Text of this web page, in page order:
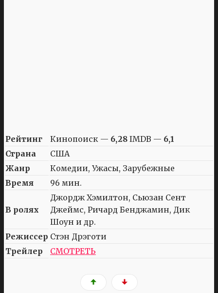
Рейтинг Кинопоиск — 6,28 IMDB — 6,1
Страна
США
Жанр
Комедии, Ужасы, Зарубежные
Время
96 мин.
В ролях
Джордж Хэмилтон, Сьюзан Сент
Джеймс, Ричард Бенджамин, Дик
Шоун и др.
Режиссер Стэн Дрэготи
Трейлер
СМОТРЕТЬ